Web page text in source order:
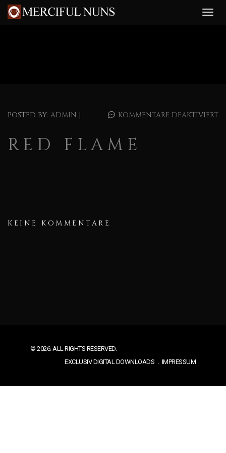
POSTED BY: ADMIN | KOMMENTARE DEAKTIVIERT
RED FLAME
KEINE KOMMENTARE
© 2026. ALL RIGHTS RESERVED.
EXCLUSIV DIGITAL DOWNLOADS
IMPRESSUM